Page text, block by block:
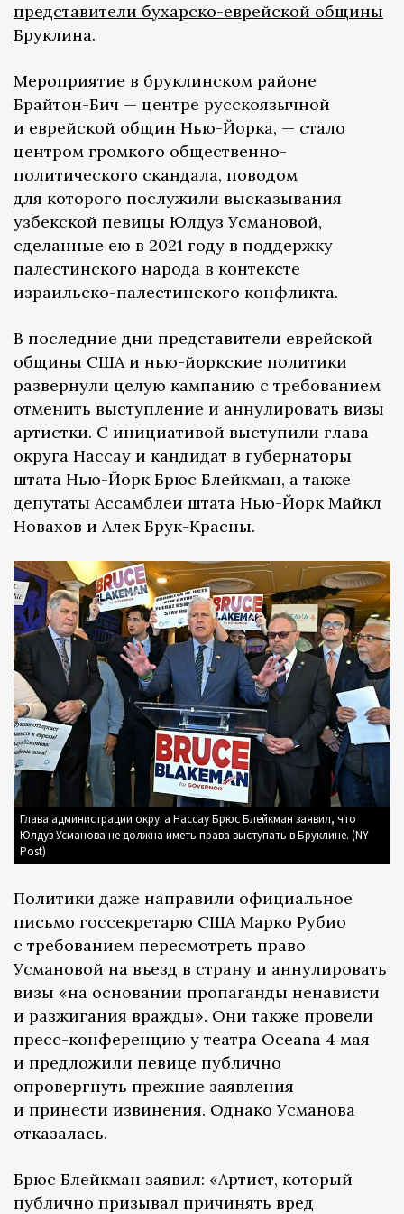
представители бухарско-еврейской общины
Бруклина.
Мероприятие в бруклинском районе
Брайтон-Бич — центре русскоязычной
и еврейской общин Нью-Йорка, — стало
центром громкого общественно-
политического скандала, поводом
для которого послужили высказывания
узбекской певицы Юлдуз Усмановой,
сделанные ею в 2021 году в поддержку
палестинского народа в контексте
израильско-палестинского конфликта.
В последние дни представители еврейской
общины США и нью-йоркские политики
развернули целую кампанию с требованием
отменить выступление и аннулировать визы
артистки. С инициативой выступили глава
округа Нассау и кандидат в губернаторы
штата Нью-Йорк Брюс Блейкман, а также
депутаты Ассамблеи штата Нью-Йорк Майкл
Новахов и Алек Брук-Красны.
Глава администрации округа Нассау Брюс Блейкман заявил, что
Юлдуз Усманова не должна иметь права выступать в Бруклине. (NY
Post)
Политики даже направили официальное
письмо госсекретарю США Марко Рубио
с требованием пересмотреть право
Усмановой на въезд в страну и аннулировать
визы «на основании пропаганды ненависти
и разжигания вражды». Они также провели
пресс-конференцию у театра Oceana 4 мая
и предложили певице публично
опровергнуть прежние заявления
и принести извинения. Однако Усманова
отказалась.
Брюс Блейкман заявил: «Артист, который
публично призывал причинять вред